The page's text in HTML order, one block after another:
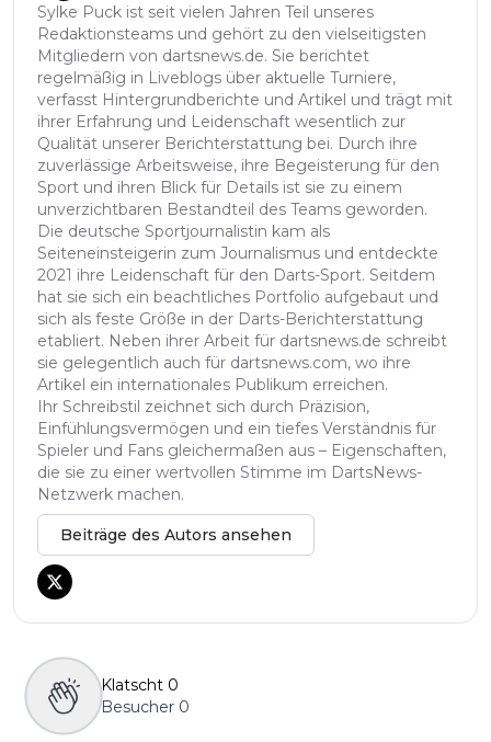
Sylke Puck ist seit vielen Jahren Teil unseres
Redaktionsteams und gehört zu den vielseitigsten
Mitgliedern von dartsnews.de. Sie berichtet
regelmäßig in Liveblogs über aktuelle Turniere,
verfasst Hintergrundberichte und Artikel und trägt mit
ihrer Erfahrung und Leidenschaft wesentlich zur
Qualität unserer Berichterstattung bei. Durch ihre
zuverlässige Arbeitsweise, ihre Begeisterung für den
Sport und ihren Blick für Details ist sie zu einem
unverzichtbaren Bestandteil des Teams geworden.
Die deutsche Sportjournalistin kam als
Seiteneinsteigerin zum Journalismus und entdeckte
2021 ihre Leidenschaft für den Darts-Sport. Seitdem
hat sie sich ein beachtliches Portfolio aufgebaut und
sich als feste Größe in der Darts-Berichterstattung
etabliert. Neben ihrer Arbeit für dartsnews.de schreibt
sie gelegentlich auch für dartsnews.com, wo ihre
Artikel ein internationales Publikum erreichen.
Ihr Schreibstil zeichnet sich durch Präzision,
Einfühlungsvermögen und ein tiefes Verständnis für
Spieler und Fans gleichermaßen aus – Eigenschaften,
die sie zu einer wertvollen Stimme im DartsNews-
Netzwerk machen.
Beiträge des Autors ansehen
Klatscht 0
Besucher 0